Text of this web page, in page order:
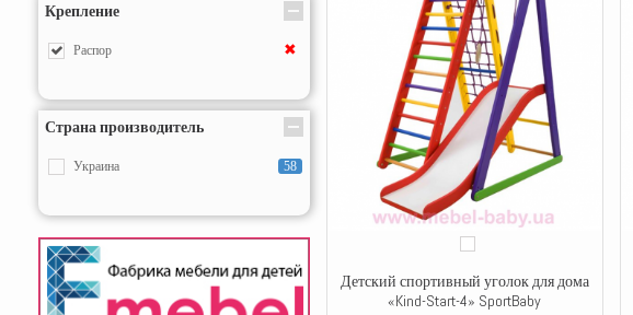
Крепление
Распор ✖
Страна производитель
Украина 58
Детский спортивный уголок для дома
«Kind-Start-4» SportBaby